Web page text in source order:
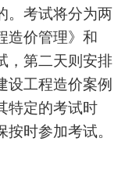
。考试将分为两
造价管理》和
，第二天则安排
设工程造价案例
特定的考试时
时参加考试。